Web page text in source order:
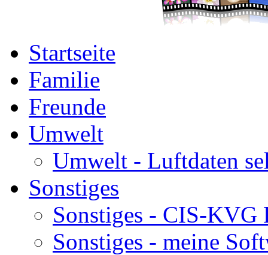
Startseite
Familie
Freunde
Umwelt
Umwelt - Luftdaten
Sonstiges
Sonstiges - CIS-KVG
Sonstiges - meine